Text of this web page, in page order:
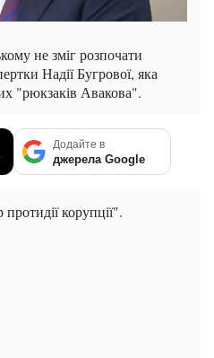
не зміг розпочати
Надії Бугрової, яка
"рюкзаків Авакова".
Додайте в
джерела Google
корупції".